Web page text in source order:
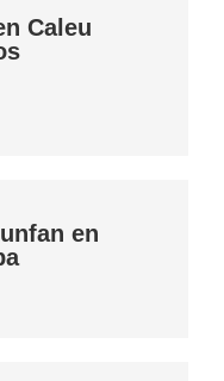
Caleu
en